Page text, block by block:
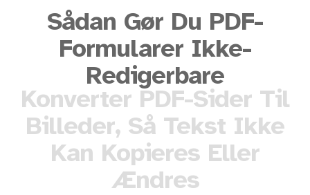
Sådan Gør Du PDF-
Formularer Ikke-
Redigerbare
Konverter PDF-Sider Til
Billeder, Så Tekst Ikke
Kan Kopieres Eller
Ændres